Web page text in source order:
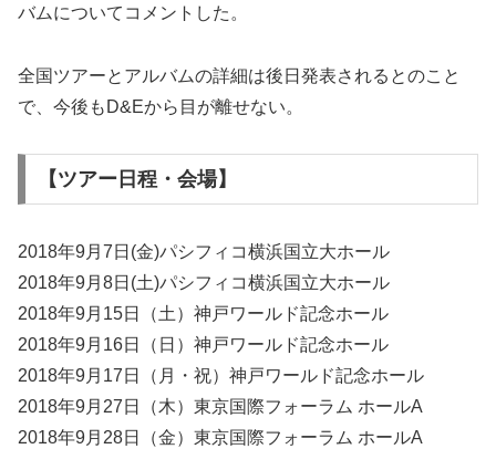
バムについてコメントした。
全国ツアーとアルバムの詳細は後日発表されるとのこと
で、今後もD&Eから目が離せない。
【ツアー日程・会場】
2018年9月7日(金)パシフィコ横浜国立大ホール
2018年9月8日(土)パシフィコ横浜国立大ホール
2018年9月15日（土）神戸ワールド記念ホール
2018年9月16日（日）神戸ワールド記念ホール
2018年9月17日（月・祝）神戸ワールド記念ホール
2018年9月27日（木）東京国際フォーラム ホールA
2018年9月28日（金）東京国際フォーラム ホールA